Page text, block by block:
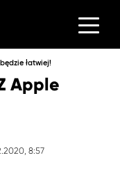
łatwiej!
Apple
8:57